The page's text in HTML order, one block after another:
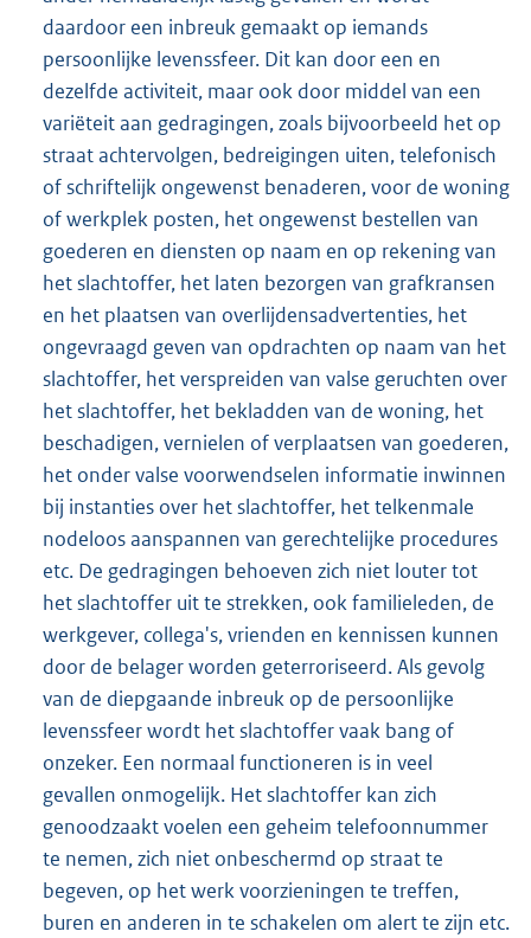
daardoor een inbreuk gemaakt op iemands
persoonlijke levenssfeer. Dit kan door een en
dezelfde activiteit, maar ook door middel van een
variëteit aan gedragingen, zoals bijvoorbeeld het op
straat achtervolgen, bedreigingen uiten, telefonisch
of schriftelijk ongewenst benaderen, voor de woning
of werkplek posten, het ongewenst bestellen van
goederen en diensten op naam en op rekening van
het slachtoffer, het laten bezorgen van grafkransen
en het plaatsen van overlijdensadvertenties, het
ongevraagd geven van opdrachten op naam van het
slachtoffer, het verspreiden van valse geruchten over
het slachtoffer, het bekladden van de woning, het
beschadigen, vernielen of verplaatsen van goederen,
het onder valse voorwendselen informatie inwinnen
bij instanties over het slachtoffer, het telkenmale
nodeloos aanspannen van gerechtelijke procedures
etc. De gedragingen behoeven zich niet louter tot
het slachtoffer uit te strekken, ook familieleden, de
werkgever, collega's, vrienden en kennissen kunnen
door de belager worden geterroriseerd. Als gevolg
van de diepgaande inbreuk op de persoonlijke
levenssfeer wordt het slachtoffer vaak bang of
onzeker. Een normaal functioneren is in veel
gevallen onmogelijk. Het slachtoffer kan zich
genoodzaakt voelen een geheim telefoonnummer
te nemen, zich niet onbeschermd op straat te
begeven, op het werk voorzieningen te treffen,
buren en anderen in te schakelen om alert te zijn etc.